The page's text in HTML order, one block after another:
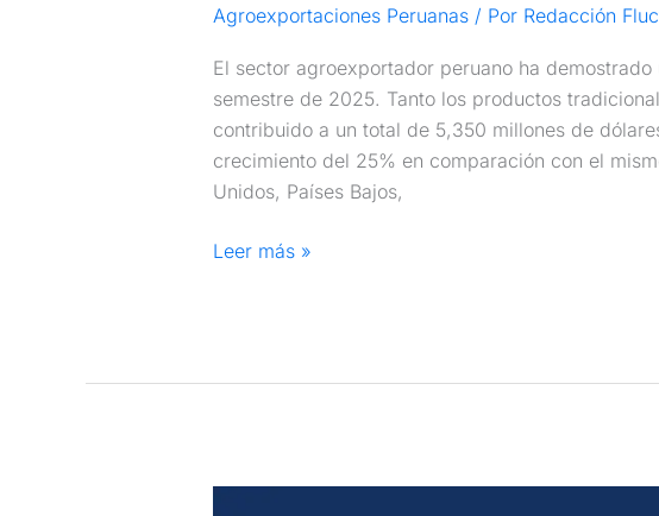
Agroexportaciones Peruanas/ Por Redacción
El sector agroexportador peruano ha
semestre de 2025. Tanto los productos
contribuido a un total de 5,350 millones de
crecimiento del 25% en comparación con el
Unidos, Países Bajos,
Leer más »